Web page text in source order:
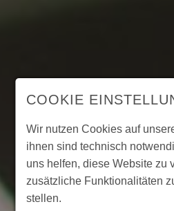
COOKIE
Wir nutzen Cookies auf
ihnen sind technisch
uns helfen, diese Website zu
zusätzliche Funktionalitäten
stellen.